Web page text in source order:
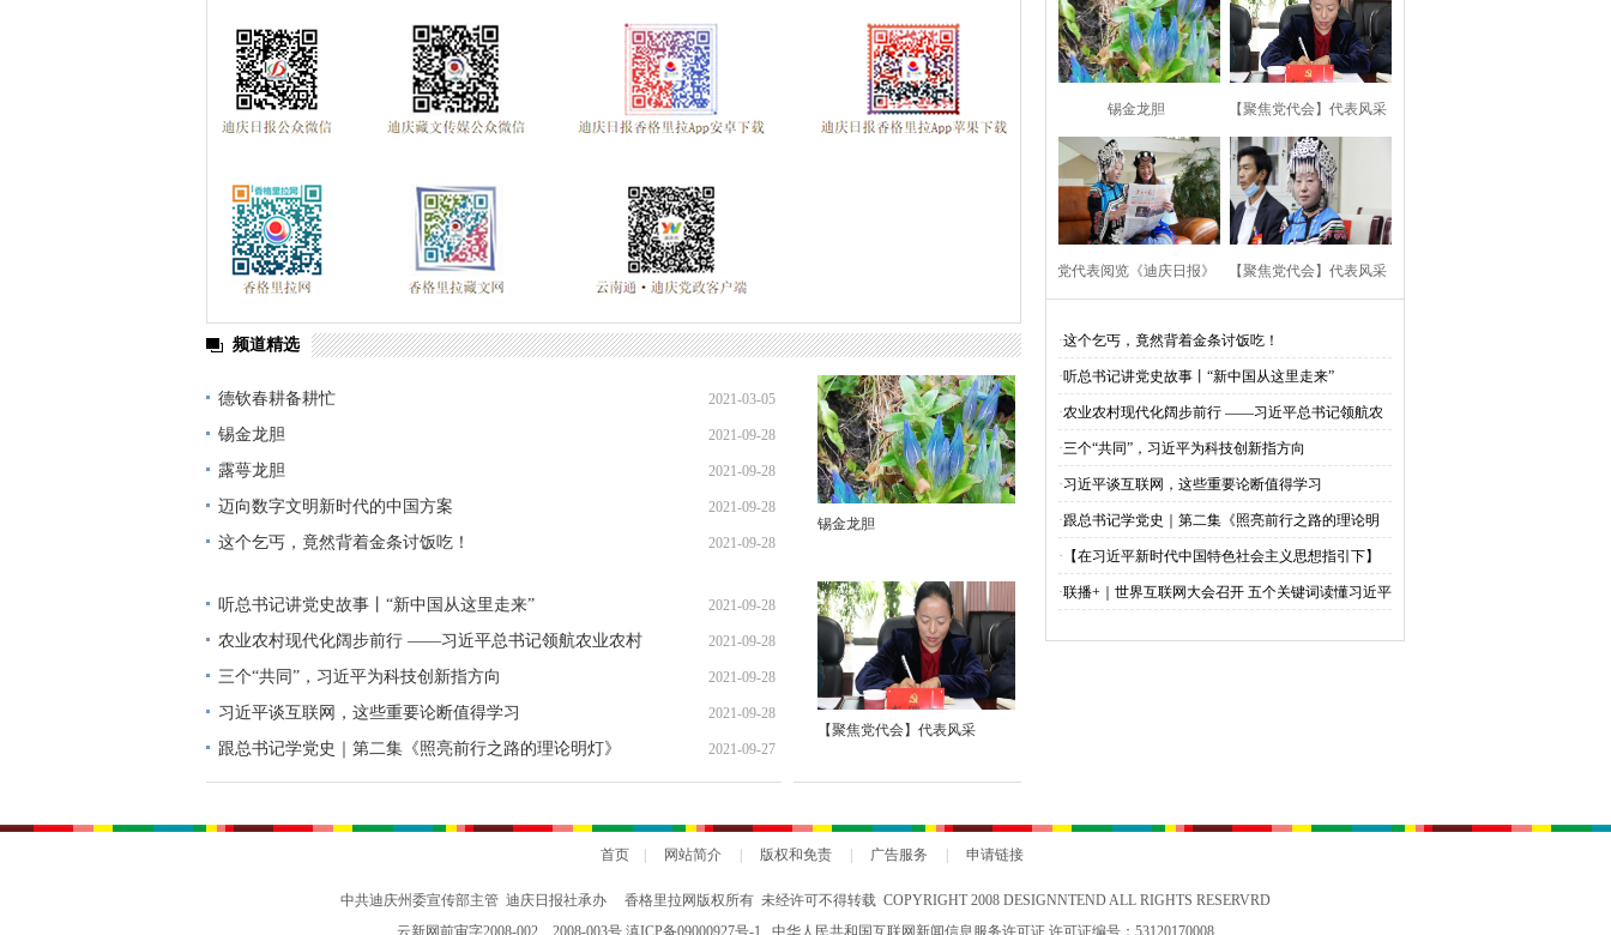
频道精选
德钦春耕备耕忙 2021-03-05
锡金龙胆 2021-09-28
露萼龙胆 2021-09-28
迈向数字文明新时代的中国方案 2021-09-28
这个乞丐，竟然背着金条讨饭吃！ 2021-09-28
听总书记讲党史故事丨“新中国从这里走来” 2021-09-28
农业农村现代化阔步前行 ——习近平总书记领航农业农村
高质量发展（之三）
2021-09-28
三个“共同”，习近平为科技创新指方向 2021-09-28
习近平谈互联网，这些重要论断值得学习 2021-09-28
跟总书记学党史｜第二集《照亮前行之路的理论明灯》 2021-09-27
锡金龙胆
【聚焦党代会】代表风采
锡金龙胆 【聚焦党代会】代表风采
党代表阅览《迪庆日报》 【聚焦党代会】代表风采
·这个乞丐，竟然背着金条讨饭吃！
·听总书记讲党史故事丨“新中国从这里走来”
·农业农村现代化阔步前行 ——习近平总书记领航农
业农村高质量发展（之三）
·三个“共同”，习近平为科技创新指方向
·习近平谈互联网，这些重要论断值得学习
·跟总书记学党史｜第二集《照亮前行之路的理论明
灯》
· 【在习近平新时代中国特色社会主义思想指引下】
聚天下英才 共筑中华民族伟大复兴中国梦
·联播+｜世界互联网大会召开 五个关键词读懂习近平